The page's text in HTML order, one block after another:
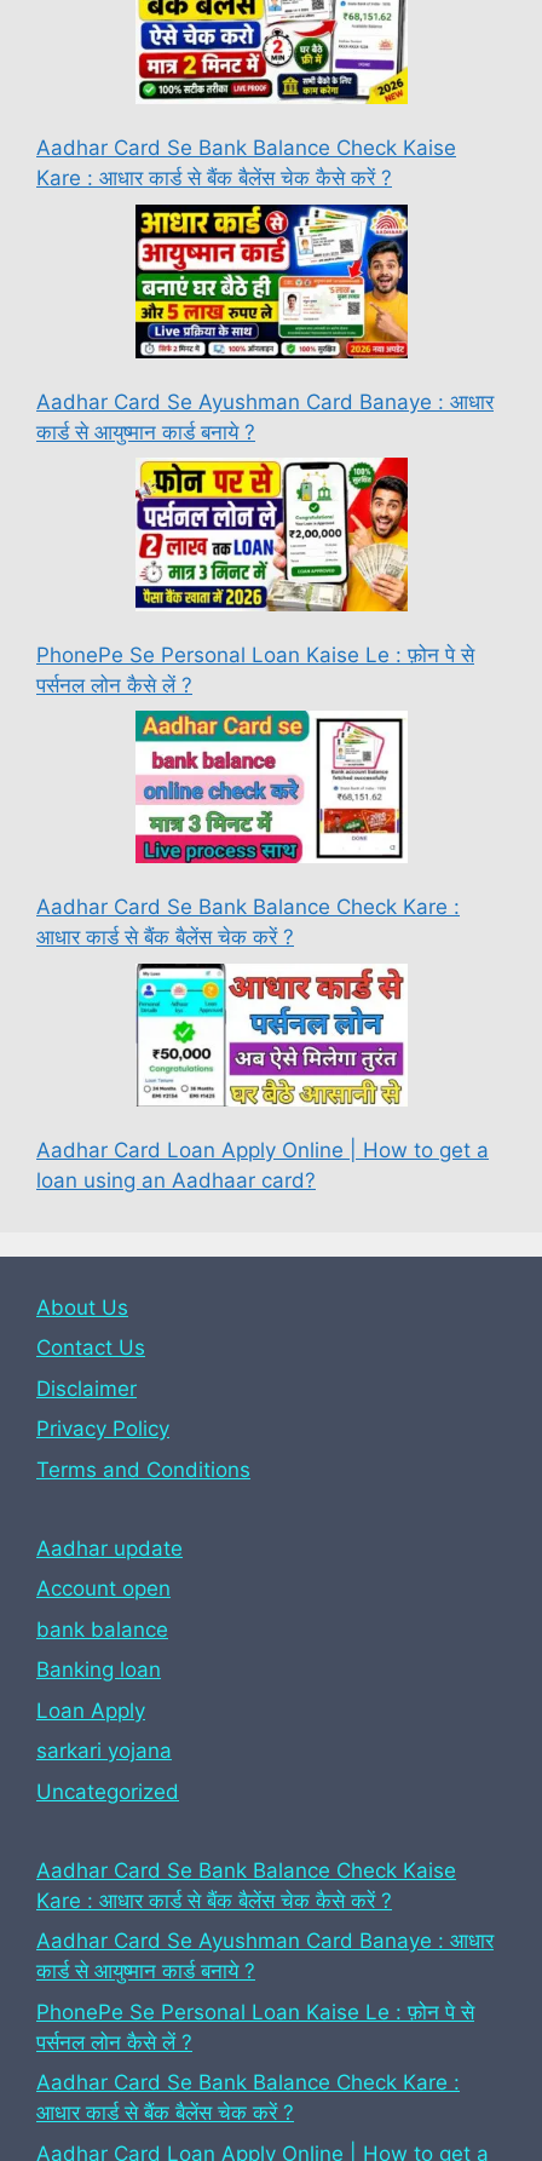
Aadhar Card Se Bank Balance Check Kaise
Kare : आधार कार्ड से बैंक बैलेंस चेक कैसे करें ?
Aadhar Card Se Ayushman Card Banaye : आधार
कार्ड से आयुष्मान कार्ड बनाये ?
PhonePe Se Personal Loan Kaise Le : फ़ोन पे से
पर्सनल लोन कैसे लें ?
Aadhar Card Se Bank Balance Check Kare :
आधार कार्ड से बैंक बैलेंस चेक करें ?
Aadhar Card Loan Apply Online | How to get a
loan using an Aadhaar card?
About Us
Contact Us
Disclaimer
Privacy Policy
Terms and Conditions
Aadhar update
Account open
bank balance
Banking loan
Loan Apply
sarkari yojana
Uncategorized
Aadhar Card Se Bank Balance Check Kaise
Kare : आधार कार्ड से बैंक बैलेंस चेक कैसे करें ?
Aadhar Card Se Ayushman Card Banaye : आधार
कार्ड से आयुष्मान कार्ड बनाये ?
PhonePe Se Personal Loan Kaise Le : फ़ोन पे से
पर्सनल लोन कैसे लें ?
Aadhar Card Se Bank Balance Check Kare :
आधार कार्ड से बैंक बैलेंस चेक करें ?
Aadhar Card Loan Apply Online | How to get a